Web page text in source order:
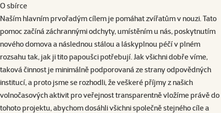
O sbírce
Naším hlavním prvořadým cílem je pomáhat zvířatům v nouzi. Tato
pomoc začíná záchrannými odchyty, umístěním u nás, poskytnutím
nového domova a následnou stálou a láskyplnou péčí v plném
rozsahu tak, jak ji tito papoušci potřebují. Jak všichni dobře víme,
taková činnost je minimálně podporovaná ze strany odpovědných
institucí, a proto jsme se rozhodli, že veškeré příjmy z našich
volnočasových aktivit pro veřejnost transparentně vložíme právě do
tohoto projektu, abychom dosáhli všichni společně stejného cíle a